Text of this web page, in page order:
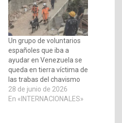
Un grupo de voluntarios
españoles que iba a
ayudar en Venezuela se
queda en tierra víctima de
las trabas del chavismo
28 de junio de 2026
En «INTERNACIONALES»